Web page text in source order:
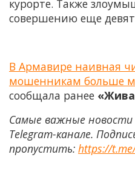
курорте. Также
совершению еще
В Армавире наивная
мошенникам больше
сообщала ранее
Самые важные
Telegram-канале.
пропустить: https://